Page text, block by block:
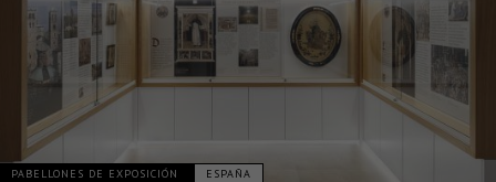
PABELLONES DE EXPOSICIÓN ESPAÑA